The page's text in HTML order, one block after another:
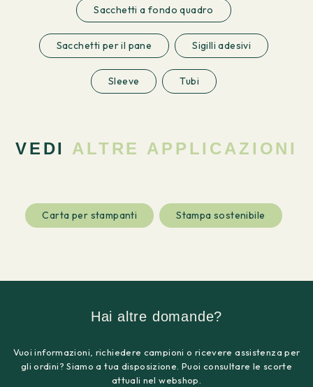
Sacchetti a fondo quadro
Sacchetti per il pane Sigilli adesivi
Sleeve Tubi
VEDI ALTRE APPLICAZIONI
Carta per stampanti Stampa sostenibile
Hai altre domande?
Vuoi informazioni, richiedere campioni o ricevere assistenza per
gli ordini? Siamo a tua disposizione. Puoi consultare le scorte
attuali nel webshop.